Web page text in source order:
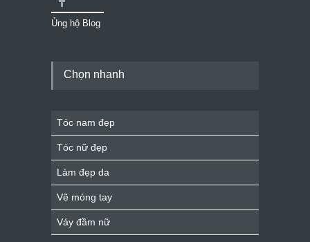
Ủng hộ Blog
Chọn nhanh
Tóc nam đẹp
Tóc nữ đẹp
Làm đẹp da
Vẽ móng tay
Váy đầm nữ